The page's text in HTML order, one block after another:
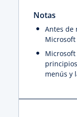
Notas
Antes de
Microsoft
menús y